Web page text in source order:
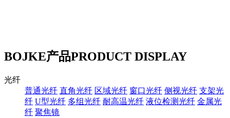
BOJKE产品PRODUCT DISPLAY
光纤
普通光纤 直角光纤 区域光纤 窗口光纤 侧视光纤 支架光
纤 U型光纤 多组光纤 耐高温光纤 液位检测光纤 金属光
纤 聚焦镜